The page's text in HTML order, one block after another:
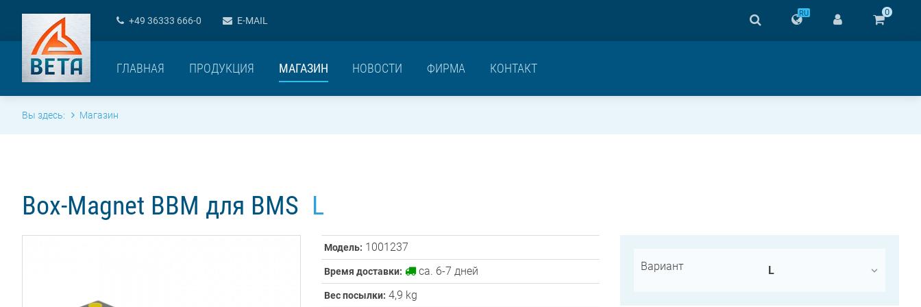
+49 36333 666-0 E-MAIL
0
RU
ГЛАВНАЯ ПРОДУКЦИЯ МАГАЗИН НОВОСТИ ФИРМА КОНТАКТ
Вы здесь: Магазин
Box-Magnet BBM для BMS L
Модель: 1001237
Время доставки: ca. 6-7 дней
Вес посылки: 4,9 kg
Вариант